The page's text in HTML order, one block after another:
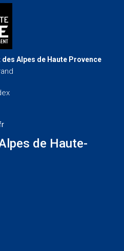
Alpes de Haute Provence
de Haute-